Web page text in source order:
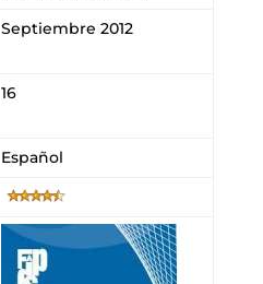
Septiembre 2012
16
Español